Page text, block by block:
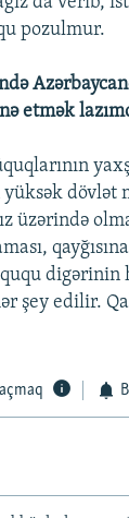
pozulmur.
etmək
dövlət
üzərində
digərinin
şey edilir.